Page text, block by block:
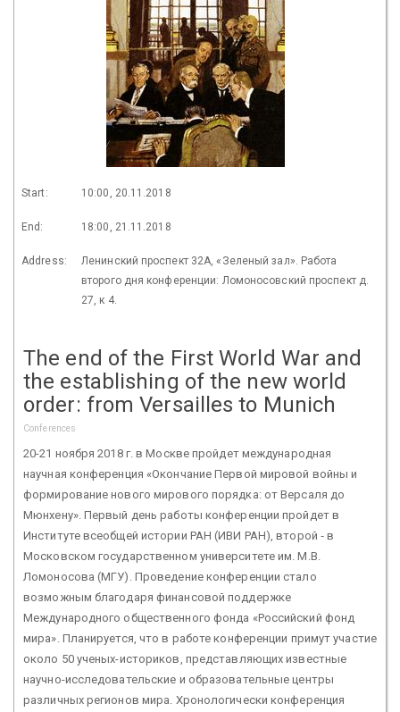
Start: 10:00, 20.11.2018
End: 18:00, 21.11.2018
Address:
Ленинский проспект 32А, «Зеленый зал». Работа
второго дня конференции: Ломоносовский проспект д.
27, к 4.
The end of the First World War and
the establishing of the new world
order: from Versailles to Munich
Conferences
20-21 ноября 2018 г. в Москве пройдет международная
научная конференция «Окончание Первой мировой войны и
формирование нового мирового порядка: от Версаля до
Мюнхену». Первый день работы конференции пройдет в
Институте всеобщей истории РАН (ИВИ РАН), второй ‑ в
Московском государственном университете им. М.В.
Ломоносова (МГУ). Проведение конференции стало
возможным благодаря финансовой поддержке
Международного общественного фонда «Российский фонд
мира». Планируется, что в работе конференции примут участие
около 50 ученых-историков, представляющих известные
научно-исследовательские и образовательные центры
различных регионов мира. Хронологически конференция